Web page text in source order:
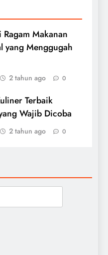
Makanan
yang Menggugah
2 tahun ago 0
Terbaik
Wajib Dicoba
2 tahun ago 0